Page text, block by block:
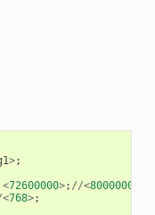
>;
<72600000>; //<80000000
768>;